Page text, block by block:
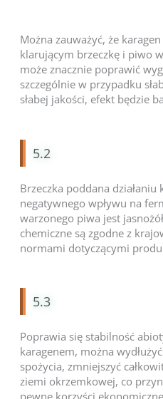
Można zauważyć, że
klarującym brzeczkę i piwo
może znacznie poprawić
szczególnie w przypadku
słabej jakości, efekt będzie
5.2
Brzeczka poddana
negatywnego wpływu na
warzonego piwa jest
chemiczne są zgodne z
normami dotyczącymi
5.3
Poprawia się stabilność
karagenem, można
spożycia, zmniejszyć
ziemi okrzemkowej, co